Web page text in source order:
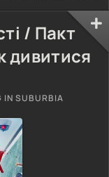
/ Пакт
дивитися
IN SUBURBIA